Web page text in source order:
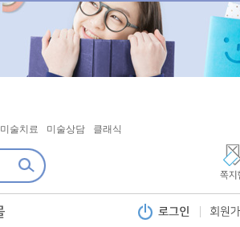
미술치료 미술상담 클래식